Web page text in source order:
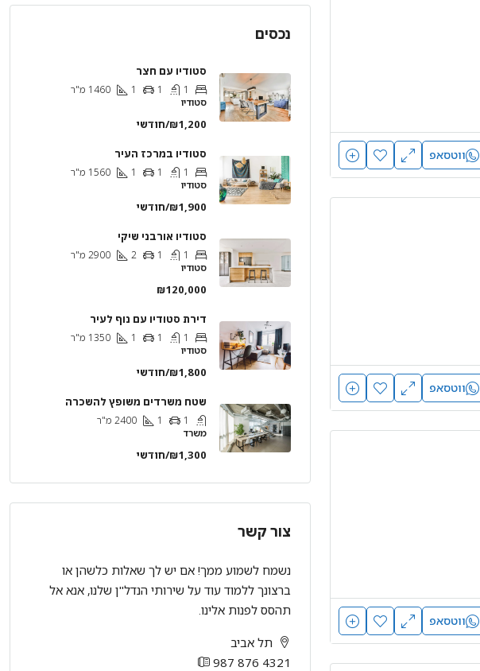
ווטסאפ
ווטסאפ
ווטסאפ
נכסים
סטודיו עם חצר
1
1
1
1460 מ"ר
סטודיו
₪1,200/חודשי
סטודיו במרכז העיר
1
1
1
1560 מ"ר
סטודיו
₪1,900/חודשי
סטודיו אורבני שיקי
1
1
2
2900 מ"ר
סטודיו
₪120,000
דירת סטודיו עם נוף לעיר
1
1
1
1350 מ"ר
סטודיו
₪1,800/חודשי
שטח משרדים משופץ להשכרה
1
1
2400 מ"ר
משרד
₪1,300/חודשי
צור קשר
נשמח לשמוע ממך! אם יש לך שאלות כלשהן או
ברצונך ללמוד עוד על שירותי הנדל"ן שלנו, אנא אל
תהסס לפנות אלינו.
תל אביב
987 876 4321